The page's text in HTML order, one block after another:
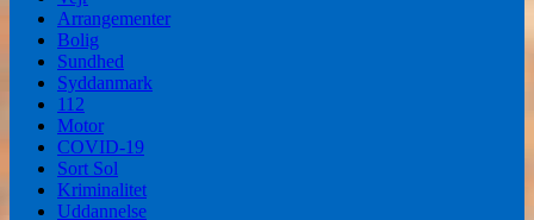
Arrangementer
Bolig
Sundhed
Syddanmark
112
Motor
COVID-19
Sort Sol
Kriminalitet
Uddannelse